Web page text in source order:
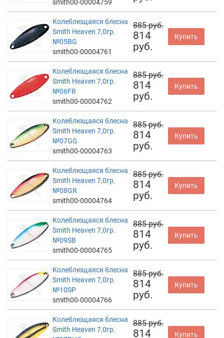
smith00-00004759
Колеблющаяся блесна
Smith Heaven 7,0гр.
№05BG
smith00-00004761
885 руб.
814
руб.
Купить
Колеблющаяся блесна
Smith Heaven 7,0гр.
№06FR
smith00-00004762
885 руб.
814
руб.
Купить
Колеблющаяся блесна
Smith Heaven 7,0гр.
№07GG
smith00-00004763
885 руб.
814
руб.
Купить
Колеблющаяся блесна
Smith Heaven 7,0гр.
№08GR
smith00-00004764
885 руб.
814
руб.
Купить
Колеблющаяся блесна
Smith Heaven 7,0гр.
№09SB
smith00-00004765
885 руб.
814
руб.
Купить
Колеблющаяся блесна
Smith Heaven 7,0гр.
№10SP
smith00-00004766
885 руб.
814
руб.
Купить
Колеблющаяся блесна
Smith Heaven 7,0гр.
885 руб.
814
Купить